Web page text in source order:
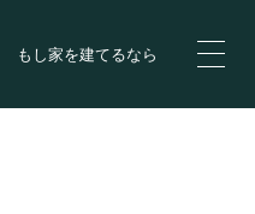
もし家を建てるなら